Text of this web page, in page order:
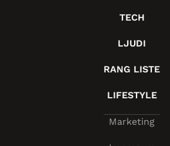
TECH
LJUDI
RANG LISTE
LIFESTYLE
Marketing